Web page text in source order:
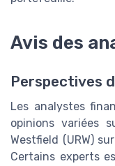
Avis des
Perspectives
Les analystes
opinions variées
Westfield (URW)
Certains experts